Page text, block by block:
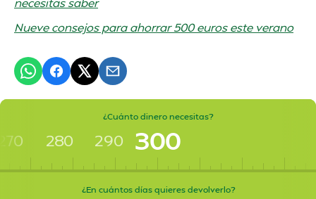
Nueve consejos para ahorrar 500 euros este verano
¿Cuánto dinero necesitas?
280 290 300
¿En cuántos días quieres devolverlo?